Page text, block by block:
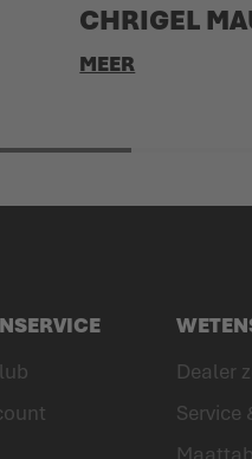
CHRIGEL
MEER
Dealer
Service